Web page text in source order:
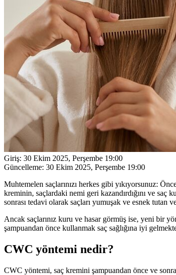
Giriş: 30 Ekim 2025, Perşembe 19:00
Güncelleme: 30 Ekim 2025, Perşembe 19:00
Muhtemelen saçlarınızı herkes gibi yıkıyorsunuz:
kreminin, saçlardaki nemi geri kazandırdığını ve saç
sonrası tedavi olarak saçları yumuşak ve esnek
Ancak saçlarınız kuru ve hasar görmüş ise, yeni bir
şampuandan önce kullanmak saç sağlığına iyi
CWC yöntemi nedir?
CWC yöntemi, saç kremini şampuandan önce ve